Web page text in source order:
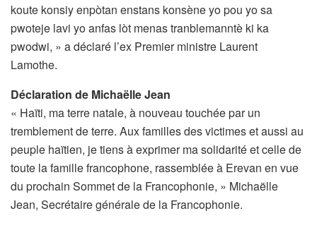
koute konsiy enpòtan enstans konsène yo pou yo sa
pwoteje lavi yo anfas lòt menas tranblemanntè ki ka
pwodwi, » a déclaré l’ex Premier ministre Laurent
Lamothe.
Déclaration de Michaëlle Jean
« Haïti, ma terre natale, à nouveau touchée par un
tremblement de terre. Aux familles des victimes et aussi au
peuple haïtien, je tiens à exprimer ma solidarité et celle de
toute la famille francophone, rassemblée à Erevan en vue
du prochain Sommet de la Francophonie, » Michaëlle
Jean, Secrétaire générale de la Francophonie.